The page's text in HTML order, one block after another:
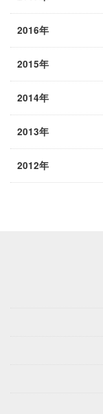
2016年
2015年
2014年
2013年
2012年